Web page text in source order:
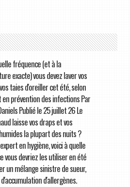
fréquence (et à la
exacte) vous devez laver vos
taies d'oreiller cet été, selon
en prévention des infections Par
Publié le 25 juillet 26 Le
laisse vos draps et vos
la plupart des nuits ?
en hygiène, voici à quelle
vous devriez les utiliser en été
un mélange sinistre de sueur,
d'allergènes.